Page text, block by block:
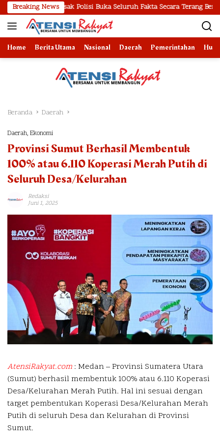
Langsung
ke
konten
Breaking News
Polisi Buka Seluruh Fakta Secara Terang Benderang
Home Berita Utama Nasional Daerah Pemerintahan
Beranda Daerah
Daerah, Ekonomi
Provinsi Sumut Berhasil Membentuk
100% atau 6.110 Koperasi Merah Putih di
Seluruh Desa/Kelurahan
Redaksi
Juni 1, 2025
AtensiRakyat.com : Medan – Provinsi Sumatera Utara
(Sumut) berhasil membentuk 100% atau 6.110 Koperasi
Desa/Kelurahan Merah Putih. Hal ini sesuai dengan
target pembentukan Koperasi Desa/Kelurahan Merah
Putih di seluruh Desa dan Kelurahan di Provinsi
Sumut.